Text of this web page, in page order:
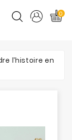
0
l’histoire en